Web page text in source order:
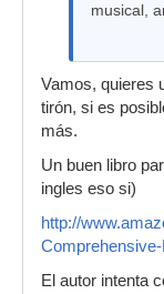
musical,
Vamos, quieres
tirón, si es
más.
Un buen libro
ingles eso si)
http://
El autor intenta